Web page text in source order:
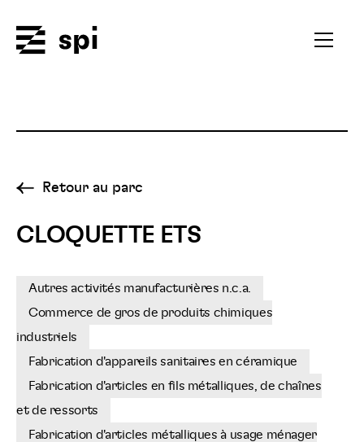
Ouvrir
Retour au parc
CLOQUETTE ETS
Autres activités manufacturières n.c.a.
Commerce de gros de produits chimiques
industriels
Fabrication d'appareils sanitaires en céramique
Fabrication d'articles en fils métalliques, de chaînes
et de ressorts
Fabrication d'articles métalliques à usage ménager